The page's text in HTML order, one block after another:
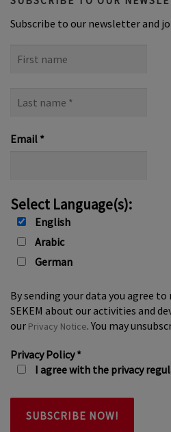
Subscribe to our newsletter and
name
name
Email *
Select Language(s):
English
Arabic
German
By sending your data you agree
SEKEM about our activities and
our Privacy Notice. You may
Privacy Policy*
I agree with the privacy